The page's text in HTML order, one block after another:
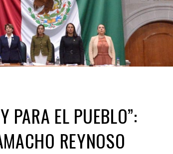
PARA EL PUEBLO”:
REYNOSO